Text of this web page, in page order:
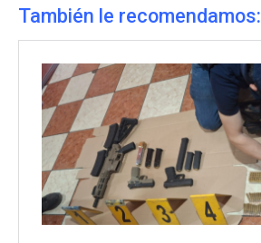
También le recomendamos: